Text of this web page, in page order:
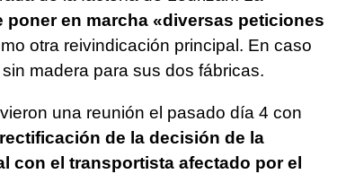
poner en marcha «diversas peticiones
otra reivindicación principal. En caso
madera para sus dos fábricas.
una reunión el pasado día 4 con
de la decisión de la
con el transportista afectado por el